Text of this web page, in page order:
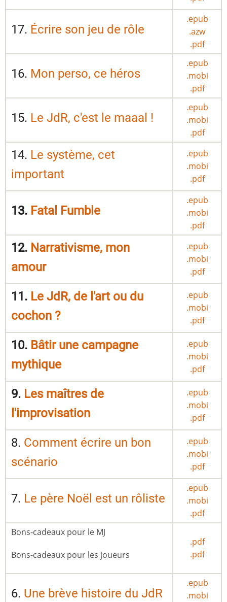
17. Écrire son jeu de rôle
.epub
.azw
.pdf
16. Mon perso, ce héros
.epub
.mobi
.pdf
15. Le JdR, c'est le maaal !
.epub
.mobi
.pdf
14. Le système, cet
important
.epub
.mobi
.pdf
13. Fatal Fumble
.epub
.mobi
.pdf
12. Narrativisme, mon
amour
.epub
.mobi
.pdf
11. Le JdR, de l'art ou du
cochon ?
.epub
.mobi
.pdf
10. Bâtir une campagne
mythique
.epub
.mobi
.pdf
9. Les maîtres de
l'improvisation
.epub
.mobi
.pdf
8. Comment écrire un bon
scénario
.epub
.mobi
.pdf
7. Le père Noël est un rôliste
.epub
.mobi
.pdf
Bons-cadeaux pour le MJ
Bons-cadeaux pour les joueurs
.pdf
.pdf
6. Une brève histoire du JdR
.epub
.mobi